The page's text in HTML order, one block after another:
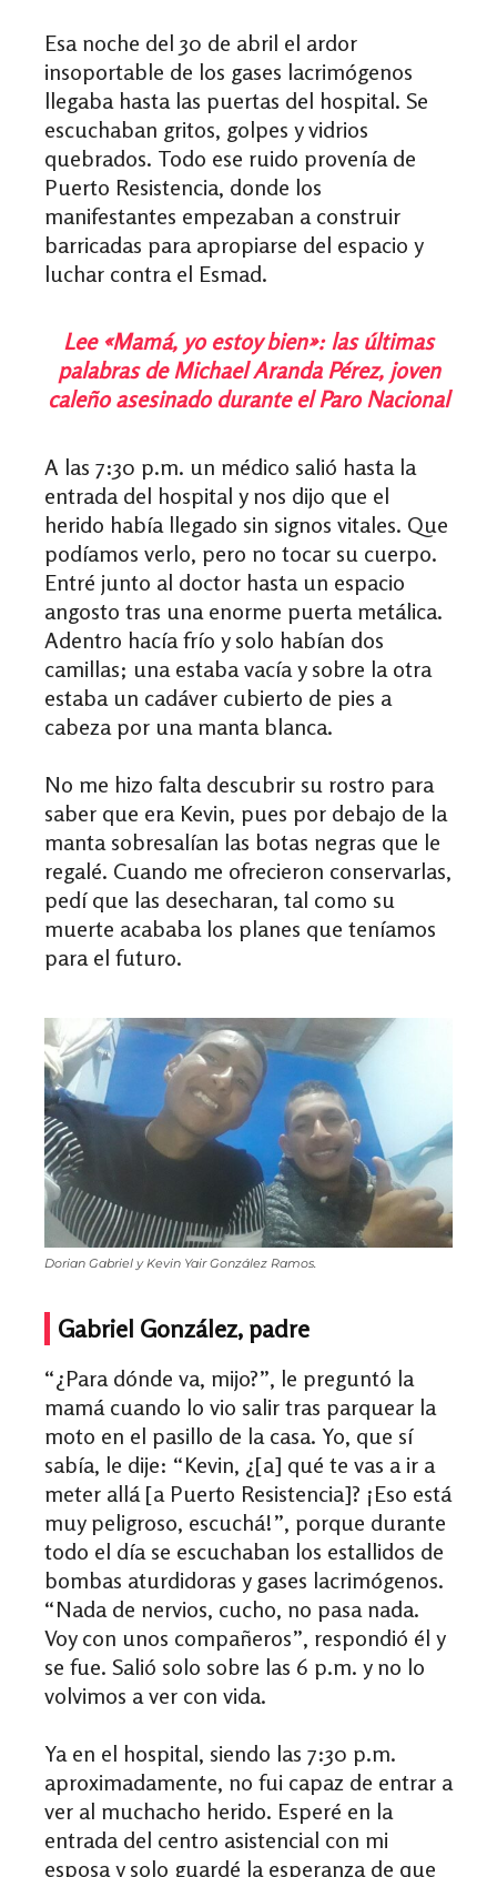
Esa noche del 30 de abril el ardor
insoportable de los gases lacrimógenos
llegaba hasta las puertas del hospital. Se
escuchaban gritos, golpes y vidrios
quebrados. Todo ese ruido provenía de
Puerto Resistencia, donde los
manifestantes empezaban a construir
barricadas para apropiarse del espacio y
luchar contra el Esmad.
Lee «Mamá, yo estoy bien»: las últimas
palabras de Michael Aranda Pérez, joven
caleño asesinado durante el Paro Nacional
A las 7:30 p.m. un médico salió hasta la
entrada del hospital y nos dijo que el
herido había llegado sin signos vitales. Que
podíamos verlo, pero no tocar su cuerpo.
Entré junto al doctor hasta un espacio
angosto tras una enorme puerta metálica.
Adentro hacía frío y solo habían dos
camillas; una estaba vacía y sobre la otra
estaba un cadáver cubierto de pies a
cabeza por una manta blanca.
No me hizo falta descubrir su rostro para
saber que era Kevin, pues por debajo de la
manta sobresalían las botas negras que le
regalé. Cuando me ofrecieron conservarlas,
pedí que las desecharan, tal como su
muerte acababa los planes que teníamos
para el futuro.
Dorian Gabriel y Kevin Yair González Ramos.
Gabriel González, padre
“¿Para dónde va, mijo?”, le preguntó la
mamá cuando lo vio salir tras parquear la
moto en el pasillo de la casa. Yo, que sí
sabía, le dije: “Kevin, ¿[a] qué te vas a ir a
meter allá [a Puerto Resistencia]? ¡Eso está
muy peligroso, escuchá!”, porque durante
todo el día se escuchaban los estallidos de
bombas aturdidoras y gases lacrimógenos.
“Nada de nervios, cucho, no pasa nada.
Voy con unos compañeros”, respondió él y
se fue. Salió solo sobre las 6 p.m. y no lo
volvimos a ver con vida.
Ya en el hospital, siendo las 7:30 p.m.
aproximadamente, no fui capaz de entrar a
ver al muchacho herido. Esperé en la
entrada del centro asistencial con mi
esposa y solo guardé la esperanza de que